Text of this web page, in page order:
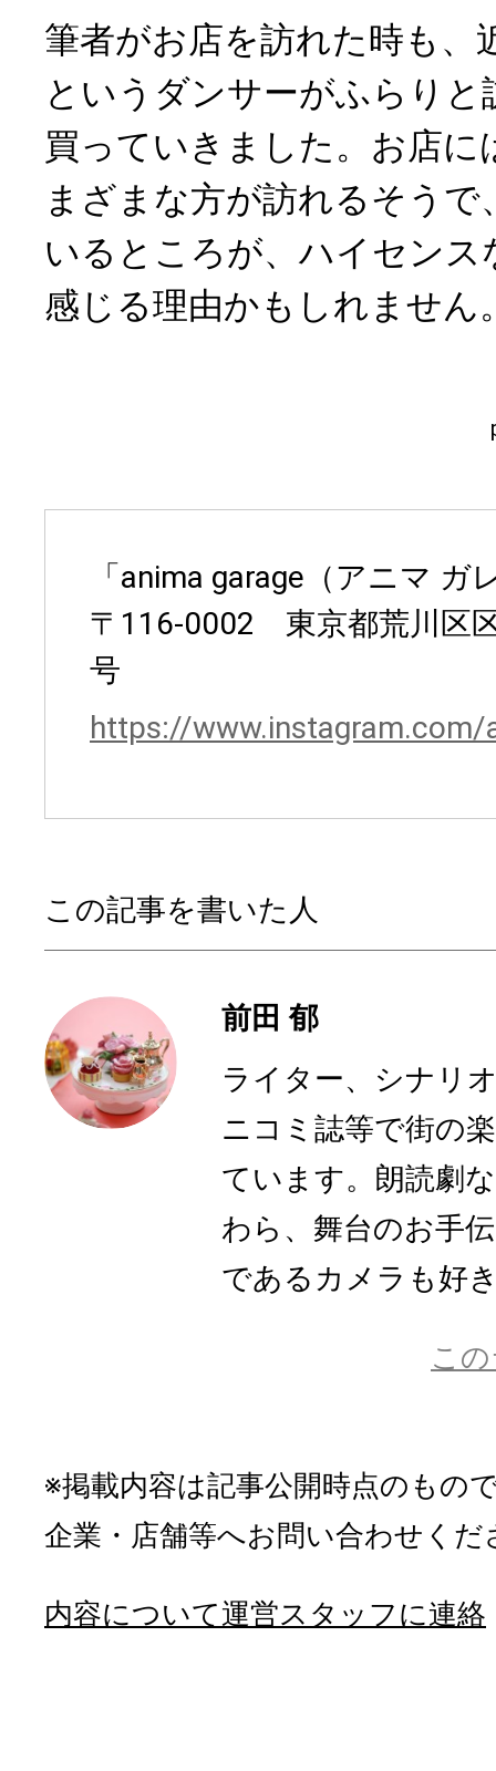
筆者がお店を訪れた時も、
というダンサーがふらりと
買っていきました。お店に
まざまな方が訪れるそうで
いるところが、ハイセン
感じる理由かもしれません
「anima garage（アニマ ガ
〒116-0002 東京都荒川区
号
https://www.instagram.com/
この記事を書いた人
前田 郁
ライター、シナリ
ニコミ誌等で街の
ています。朗読劇
わら、舞台のお手
であるカメラも好
こ
※掲載内容は記事公開時点のもの
企業・店舗等へお問い合わせくだ
内容について運営スタッフに連絡